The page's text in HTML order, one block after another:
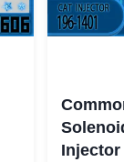
Injector